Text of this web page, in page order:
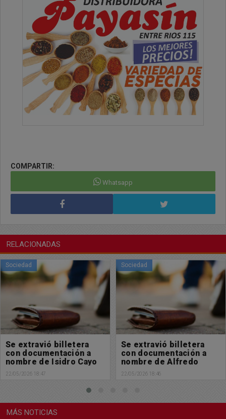
COMPARTIR:
Whatsapp
RELACIONADAS
Sociedad
Se extravió billetera
con documentación a
nombre de Alfredo
Ferrari
22/05/2026 18:46
Sociedad
Se extravió billetera
con documentación a
nombre de Alfredo
Ferrari
21/05/2026 13:10
MÁS NOTICIAS